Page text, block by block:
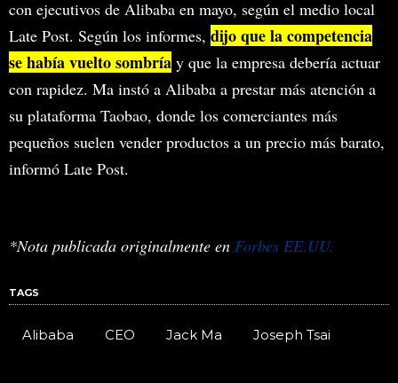
con ejecutivos de Alibaba en mayo, según el medio local
Late Post. Según los informes, dijo que la competencia
se había vuelto sombría y que la empresa debería actuar
con rapidez. Ma instó a Alibaba a prestar más atención a
su plataforma Taobao, donde los comerciantes más
pequeños suelen vender productos a un precio más barato,
informó Late Post.
*Nota publicada originalmente en Forbes EE.UU.
TAGS
Alibaba CEO Jack Ma Joseph Tsai